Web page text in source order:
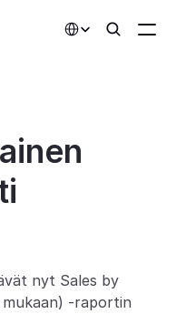
nyt Sales by
-raportin